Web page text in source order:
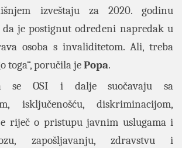
izveštaju za 2020. godinu
je postignut određeni napredak u
osoba s invaliditetom. Ali, treba
toga“, poručila jePopa.
se OSI i dalje suočavaju sa
isključenošću, diskriminacijom,
riječ o pristupu javnim uslugama i
zapošljavanju, zdravstvu i